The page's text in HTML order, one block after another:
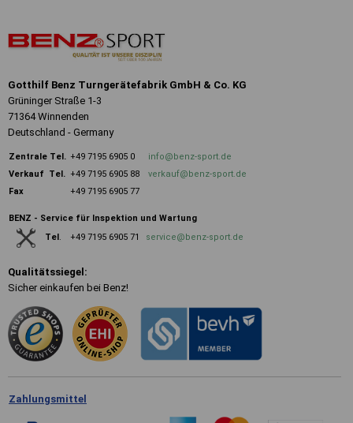
Gotthilf Benz Turngerätefabrik GmbH & Co. KG
Grüninger Straße 1-3
71364 Winnenden
Deutschland - Germany
Zentrale Tel. +49 7195 6905 0
info@benz-sport.de
Verkauf Tel. +49 7195 6905 88
verkauf@benz-sport.de
Fax
+49 7195 6905 77
BENZ - Service für Inspektion und Wartung
Tel . +49 7195 6905 71 service@benz-sport.de
Qualitätssiegel:
Sicher einkaufen bei Benz!
Zahlungsmittel